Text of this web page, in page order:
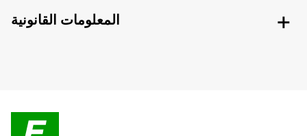
المعلومات القانونية